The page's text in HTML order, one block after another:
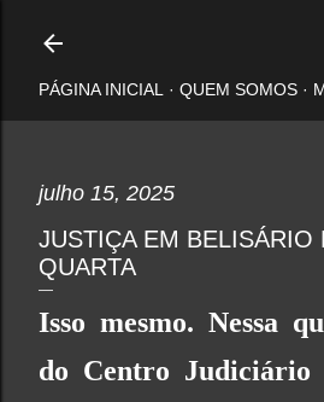
PÁGINA INICIAL QUEM SOMOS
julho 15, 2025
JUSTIÇA EM BELISÁRIO
QUARTA
Isso mesmo. Nessa
do Centro Judiciário